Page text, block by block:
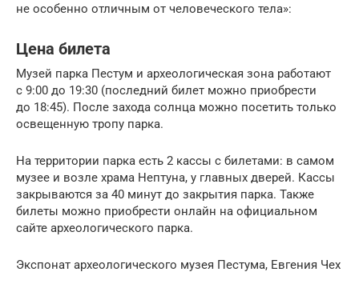
не особенно отличным от человеческого тела»:
Цена билета
Музей парка Пестум и археологическая зона работают
с 9:00 до 19:30 (последний билет можно приобрести
до 18:45). После захода солнца можно посетить только
освещенную тропу парка.
На территории парка есть 2 кассы с билетами: в самом
музее и возле храма Нептуна, у главных дверей. Кассы
закрываются за 40 минут до закрытия парка. Также
билеты можно приобрести онлайн на официальном
сайте археологического парка.
Экспонат археологического музея Пестума, Евгения Чех